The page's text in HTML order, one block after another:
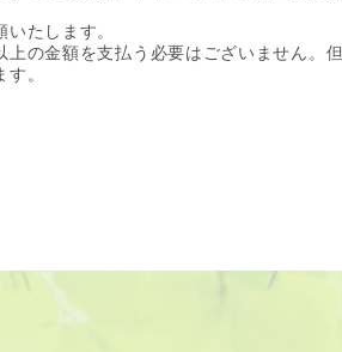
たします。
の金額を支払う必要はございません。但
。